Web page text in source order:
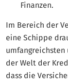
Finanzen.
Im Bereich der
eine Schippe
umfangreichsten
der Welt der
dass die